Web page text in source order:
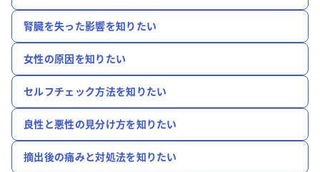
腎臓を失った影響を知りたい
女性の原因を知りたい
セルフチェック方法を知りたい
良性と悪性の見分け方を知りたい
摘出後の痛みと対処法を知りたい